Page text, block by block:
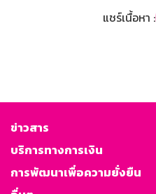
แชร์เนื้อหา :
ข่าวสาร
บริการทางการเงิน
การพัฒนาเพื่อความยั่งยืน